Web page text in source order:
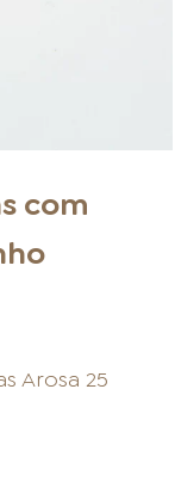
com
Arosa 25